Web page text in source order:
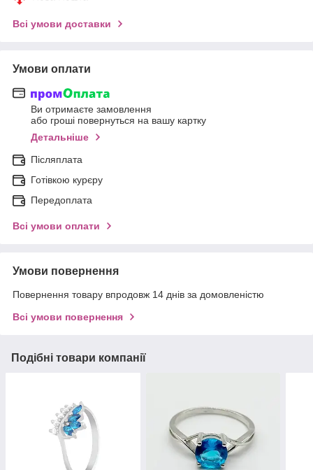
Всі умови доставки
Умови оплати
Ви отримаєте замовлення
або гроші повернуться на вашу картку
Детальніше
Післяплата
Готівкою курєру
Передоплата
Всі умови оплати
Умови повернення
Повернення товару впродовж 14 днів за домовленістю
Всі умови повернення
Подібні товари компанії